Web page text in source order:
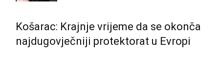
Košarac: Krajnje vrijeme da se okonča
najdugovječniji protektorat u Evropi